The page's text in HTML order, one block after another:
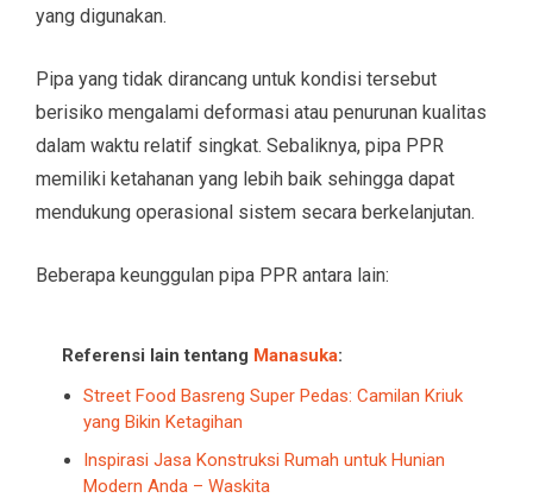
yang digunakan.
Pipa yang tidak dirancang untuk kondisi tersebut
berisiko mengalami deformasi atau penurunan kualitas
dalam waktu relatif singkat. Sebaliknya, pipa PPR
memiliki ketahanan yang lebih baik sehingga dapat
mendukung operasional sistem secara berkelanjutan.
Beberapa keunggulan pipa PPR antara lain:
Referensi lain tentang Manasuka:
Street Food Basreng Super Pedas: Camilan Kriuk
yang Bikin Ketagihan
Inspirasi Jasa Konstruksi Rumah untuk Hunian
Modern Anda – Waskita